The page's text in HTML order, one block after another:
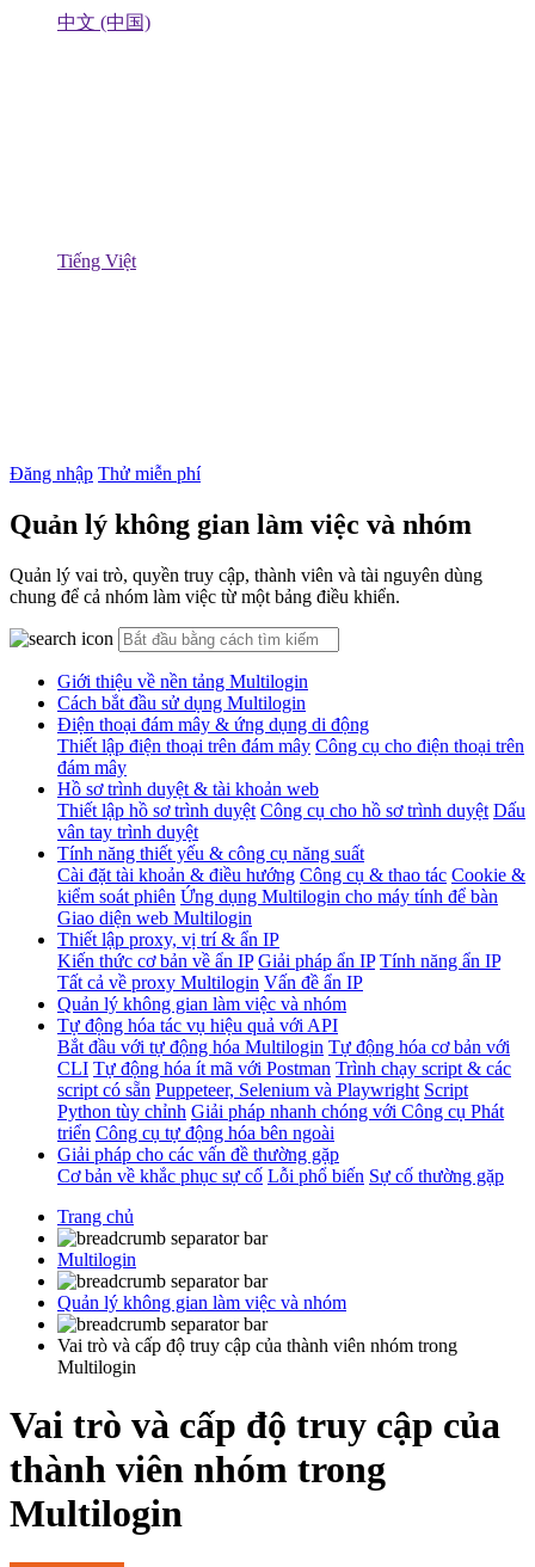
中文 (中国)
Tiếng Việt
Đăng nhập Thử miễn phí
Quản lý không gian làm việc và nhóm
Quản lý vai trò, quyền truy cập, thành viên và tài nguyên dùng
chung để cả nhóm làm việc từ một bảng điều khiển.
Giới thiệu về nền tảng Multilogin
Cách bắt đầu sử dụng Multilogin
Điện thoại đám mây & ứng dụng di động
Thiết lập điện thoại trên đám mây Công cụ cho điện thoại trên
đám mây
Hồ sơ trình duyệt & tài khoản web
Thiết lập hồ sơ trình duyệt Công cụ cho hồ sơ trình duyệt Dấu
vân tay trình duyệt
Tính năng thiết yếu & công cụ năng suất
Cài đặt tài khoản & điều hướng Công cụ & thao tác Cookie &
kiểm soát phiên Ứng dụng Multilogin cho máy tính để bàn
Giao diện web Multilogin
Thiết lập proxy, vị trí & ẩn IP
Kiến thức cơ bản về ẩn IP Giải pháp ẩn IP Tính năng ẩn IP
Tất cả về proxy Multilogin Vấn đề ẩn IP
Quản lý không gian làm việc và nhóm
Tự động hóa tác vụ hiệu quả với API
Bắt đầu với tự động hóa Multilogin Tự động hóa cơ bản với
CLI Tự động hóa ít mã với Postman Trình chạy script & các
script có sẵn Puppeteer, Selenium và Playwright Script
Python tùy chỉnh Giải pháp nhanh chóng với Công cụ Phát
triển Công cụ tự động hóa bên ngoài
Giải pháp cho các vấn đề thường gặp
Cơ bản về khắc phục sự cố Lỗi phổ biến Sự cố thường gặp
Trang chủ
Multilogin
Quản lý không gian làm việc và nhóm
Vai trò và cấp độ truy cập của thành viên nhóm trong
Multilogin
Vai trò và cấp độ truy cập của
thành viên nhóm trong
Multilogin